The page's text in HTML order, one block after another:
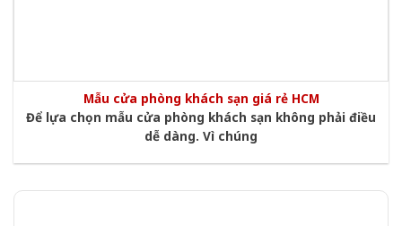
Mẫu cửa phòng khách sạn giá rẻ HCM
Để lựa chọn mẫu cửa phòng khách sạn không phải điều
dễ dàng. Vì chúng